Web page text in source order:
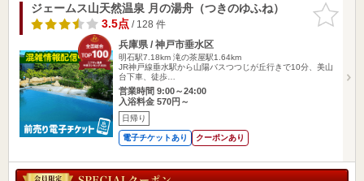
お気に入
りに追加
ジェームス山天然温泉 月の湯舟（つきのゆふね）
3.5点/ 128 件
兵庫県 / 神戸市垂水区
明石駅7.18km 滝の茶屋駅1.64km
JR神戸線垂水駅から山陽バスつつじが丘行きで10分、美山
台下車、徒歩…
営業時間 9:00～24:00
入浴料金 570円～
日帰り
電子チケットあり クーポンあり